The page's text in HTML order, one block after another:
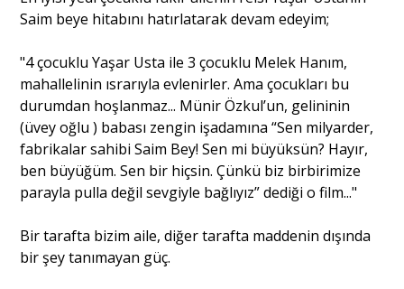
Saim beye hitabını hatırlatarak devam edeyim;
"4 çocuklu Yaşar Usta ile 3 çocuklu Melek Hanım,
mahallelinin ısrarıyla evlenirler. Ama çocukları bu
durumdan hoşlanmaz... Münir Özkul’un, gelininin
(üvey oğlu ) babası zengin işadamına “Sen milyarder,
fabrikalar sahibi Saim Bey! Sen mi büyüksün? Hayır,
ben büyüğüm. Sen bir hiçsin. Çünkü biz birbirimize
parayla pulla değil sevgiyle bağlıyız” dediği o film..."
Bir tarafta bizim aile, diğer tarafta maddenin dışında
bir şey tanımayan güç.